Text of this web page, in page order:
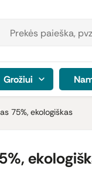
Grožiui
75%, ekologiškas